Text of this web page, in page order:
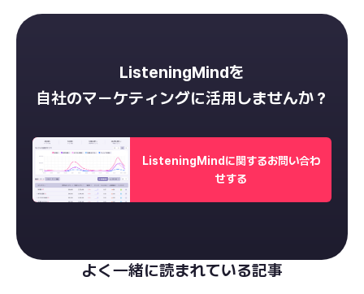
ListeningMindを
自社のマーケティングに活用しませんか？
ListeningMindに関するお問い合わ
せする
よく一緒に読まれている記事